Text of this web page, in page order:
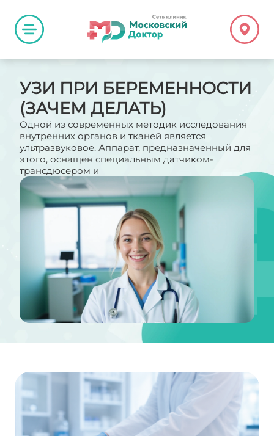
УЗИ ПРИ БЕРЕМЕННОСТИ
(ЗАЧЕМ ДЕЛАТЬ)
Одной из современных методик исследования
внутренних органов и тканей является
ультразвуковое. Аппарат, предназначенный для
этого, оснащен специальным датчиком-
трансдюсером и